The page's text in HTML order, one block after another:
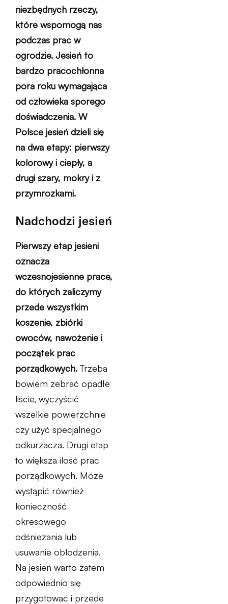
niezbędnych rzeczy,
które wspomogą nas
podczas prac w
ogrodzie. Jesień to
bardzo pracochłonna
pora roku wymagająca
od człowieka sporego
doświadczenia. W
Polsce jesień dzieli się
na dwa etapy: pierwszy
kolorowy i ciepły, a
drugi szary, mokry i z
przymrozkami.
Nadchodzi jesień
Pierwszy etap jesieni
oznacza
wczesnojesienne prace,
do których zaliczymy
przede wszystkim
koszenie, zbiórki
owoców, nawożenie i
początek prac
porządkowych.Trzeba
bowiem zebrać opadłe
liście, wyczyścić
wszelkie powierzchnie
czy użyć specjalnego
odkurzacza. Drugi etap
to większa ilość prac
porządkowych. Może
wystąpić również
konieczność
okresowego
odśnieżania lub
usuwanie oblodzenia.
Na jesień warto zatem
odpowiednio się
przygotować i przede